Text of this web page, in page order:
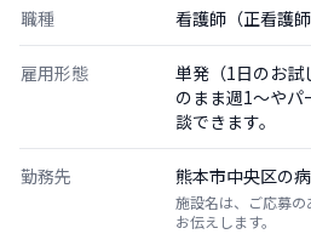
職種 看護師（正看護師
雇用形態
単発（1日のお試
のまま週1〜や
談できます。
勤務先 熊本市中央区の病
施設名は、ご応募
お伝えします。